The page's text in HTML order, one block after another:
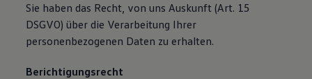
Sie haben das Recht, von uns Auskunft (Art. 15
DSGVO) über die Verarbeitung Ihrer
personenbezogenen Daten zu erhalten.
Berichtigungsrecht